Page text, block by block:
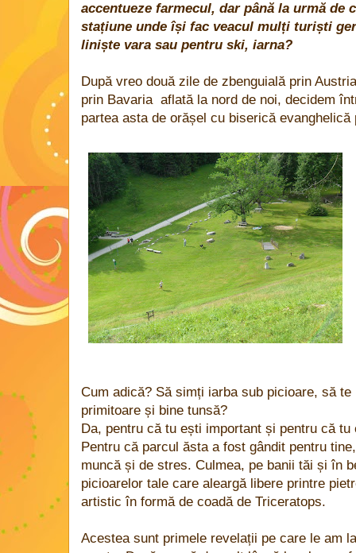
accentueze farmecul, dar până la urmă de
stațiune unde își fac veacul mulți turiști
liniște vara sau pentru ski, iarna?
După vreo două zile de zbenguială prin
prin Bavaria aflată la nord de noi, decidem
partea asta de orășel cu biserică
Cum adică? Să simți iarba sub picioare, să
primitoare și bine tunsă?
Da, pentru că tu ești important și pentru că tu
Pentru că parcul ăsta a fost gândit pentru
muncă și de stres. Culmea, pe banii tăi și în
picioarelor tale care aleargă libere printre
artistic în formă de coadă de Triceratops.
Acestea sunt primele revelații pe care le am